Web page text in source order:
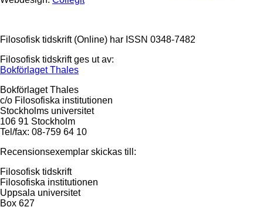
Filosofisk tidskrift (Online) har ISSN 0348-7482
Filosofisk tidskrift ges ut av:
Bokförlaget Thales
Bokförlaget Thales
c/o Filosofiska institutionen
Stockholms universitet
106 91 Stockholm
Tel/fax: 08-759 64 10
Recensionsexemplar skickas till:
Filosofisk tidskrift
Filosofiska institutionen
Uppsala universitet
Box 627